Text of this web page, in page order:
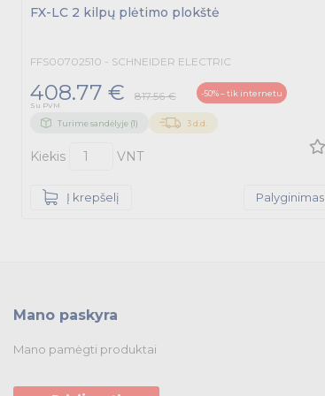
FX-LC 2 kilpų plėtimo plokštė
FFS00702510 - SCHNEIDER ELECTRIC
408.77 € 817.56 € -50% – tik internetu
Su PVM
Turime sandėlyje (1) 3 d.d.
Kiekis VNT
Į krepšelį Palyginimas
Mano paskyra
Mano pamėgti produktai